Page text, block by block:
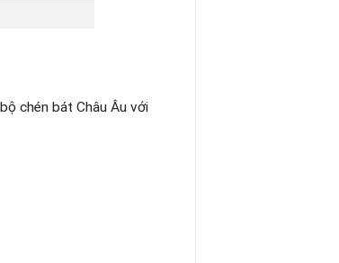
chén bát Châu Âu với